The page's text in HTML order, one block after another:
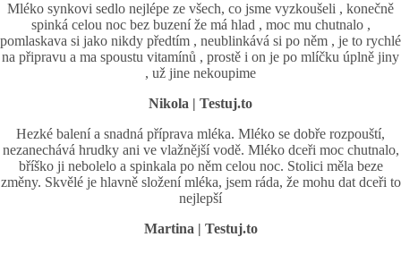
Mléko synkovi sedlo nejlépe ze všech, co jsme vyzkoušeli , konečně
spinká celou noc bez buzení že má hlad , moc mu chutnalo ,
pomlaskava si jako nikdy předtím , neublinkává si po něm , je to rychlé
na připravu a ma spoustu vitamínů , prostě i on je po mlíčku úplně jiny
, už jine nekoupime
Nikola | Testuj.to
Hezké balení a snadná příprava mléka. Mléko se dobře rozpouští,
nezanechává hrudky ani ve vlažnější vodě. Mléko dceři moc chutnalo,
bříško ji nebolelo a spinkala po něm celou noc. Stolici měla beze
změny. Skvělé je hlavně složení mléka, jsem ráda, že mohu dat dceři to
nejlepší
Martina | Testuj.to